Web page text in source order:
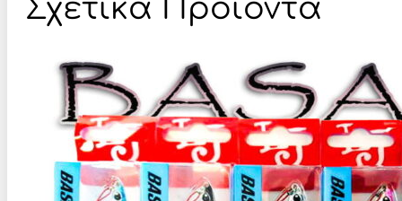
Σχετικά Προϊόντα